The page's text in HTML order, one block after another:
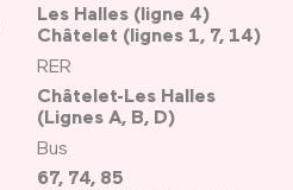
Les Halles (ligne 4)
Châtelet (lignes 1, 7, 14)
RER
Châtelet-Les Halles
(Lignes A, B, D)
Bus
67, 74, 85